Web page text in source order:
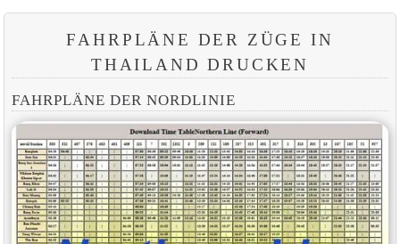
FAHRPLÄNE DER ZÜGE IN
THAILAND DRUCKEN
FAHRPLÄNE DER NORDLINIE